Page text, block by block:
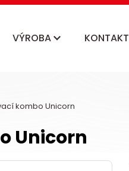
VÝROBA KONTAKT
kombo Unicorn
Unicorn